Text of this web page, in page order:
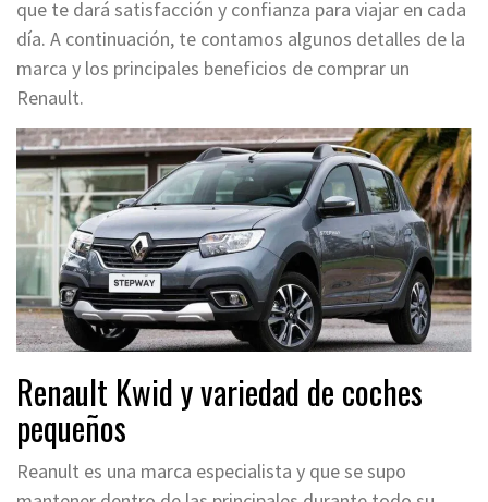
que te dará satisfacción y confianza para viajar en cada
día. A continuación, te contamos algunos detalles de la
marca y los principales beneficios de comprar un
Renault.
Renault Kwid y variedad de coches
pequeños
Reanult es una marca especialista y que se supo